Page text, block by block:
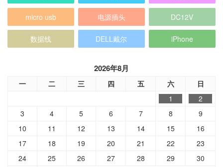
micro usb 电源插头 DC12V
数据线 DELL戴尔 iPhone
2026年8月
一 二 三 四 五 六 日
1
2
3
4 5 6 7 8
9
10
11 12 13 14 15
16
17
18 19 20 21 22
23
24
25 26 27 28 29
30